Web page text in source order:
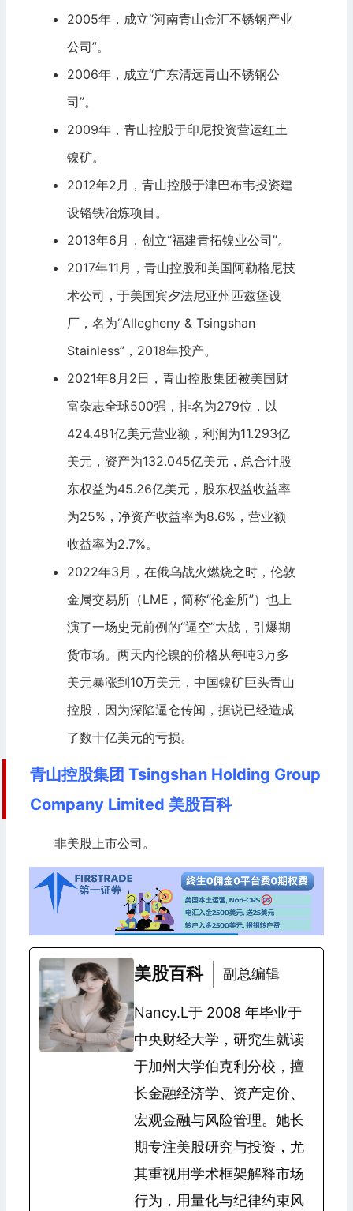
2005年，成立“河南青山金汇不锈钢产业
公司”。
2006年，成立“广东清远青山不锈钢公
司”。
2009年，青山控股于印尼投资营运红土
镍矿。
2012年2月，青山控股于津巴布韦投资建
设铬铁冶炼项目。
2013年6月，创立“福建青拓镍业公司”。
2017年11月，青山控股和美国阿勒格尼技
术公司，于美国宾夕法尼亚州匹兹堡设
厂，名为“Allegheny & Tsingshan
Stainless”，2018年投产。
2021年8月2日，青山控股集团被美国财
富杂志全球500强，排名为279位，以
424.481亿美元营业额，利润为11.293亿
美元，资产为132.045亿美元，总合计股
东权益为45.26亿美元，股东权益收益率
为25%，净资产收益率为8.6%，营业额
收益率为2.7%。
2022年3月，在俄乌战火燃烧之时， 伦敦
金属交易所（LME，简称“伦金所”）也上
演了一场史无前例的“逼空”大战，引爆期
货市场。两天内伦镍的价格从每吨3万多
美元暴涨到10万美元，中国镍矿巨头青山
控股，因为深陷逼仓传闻，据说已经造成
了数十亿美元的亏损。
青山控股集团 Tsingshan Holding Group
Company Limited 美股百科
非美股上市公司。
美股百科 副总编辑
Nancy.L于 2008 年毕业于
中央财经大学，研究生就读
于加州大学伯克利分校，擅
长金融经济学、资产定价、
宏观金融与风险管理。她长
期专注美股研究与投资，尤
其重视用学术框架解释市场
行为，用量化与纪律约束风